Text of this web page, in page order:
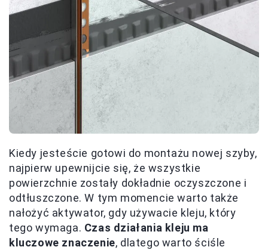
Kiedy jesteście gotowi do montażu nowej szyby,
najpierw upewnijcie się, że wszystkie
powierzchnie zostały dokładnie oczyszczone i
odtłuszczone. W tym momencie warto także
nałożyć aktywator, gdy używacie kleju, który
tego wymaga. Czas działania kleju ma
kluczowe znaczenie, dlatego warto ściśle